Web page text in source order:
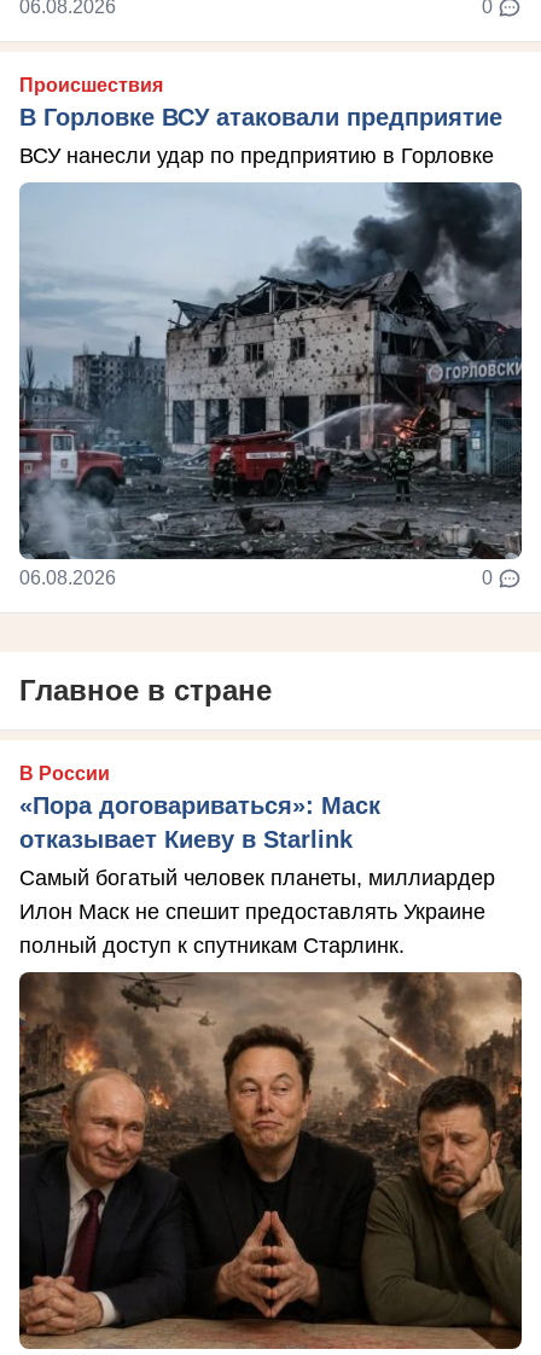
06.08.2026 0
Происшествия
В Горловке ВСУ атаковали предприятие
ВСУ нанесли удар по предприятию в Горловке
06.08.2026 0
Главное в стране
В России
«Пора договариваться»: Маск
отказывает Киеву в Starlink
Самый богатый человек планеты, миллиардер
Илон Маск не спешит предоставлять Украине
полный доступ к спутникам Старлинк.